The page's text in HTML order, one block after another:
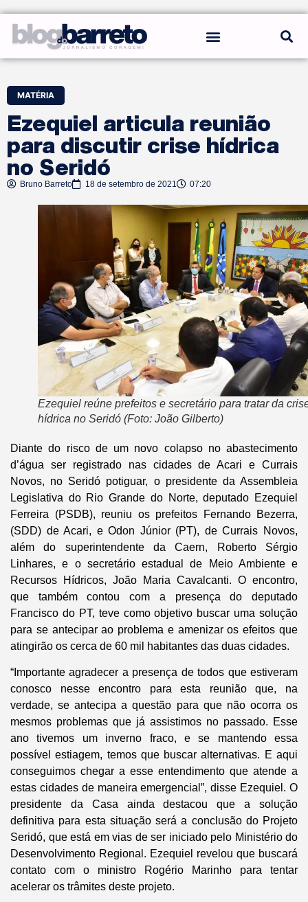
MATÉRIA
Ezequiel articula reunião
para discutir crise hídrica
no Seridó
Bruno Barreto 18 de setembro de 2021 07:20
Ezequiel reúne prefeitos e secretário para tratar da
hídrica no Seridó (Foto: João Gilberto)
Diante do risco de um novo colapso no abastecimento
d’água ser registrado nas cidades de Acari e Currais
Novos, no Seridó potiguar, o presidente da Assembleia
Legislativa do Rio Grande do Norte, deputado Ezequiel
Ferreira (PSDB), reuniu os prefeitos Fernando Bezerra,
(SDD) de Acari, e Odon Júnior (PT), de Currais Novos,
além do superintendente da Caern, Roberto Sérgio
Linhares, e o secretário estadual de Meio Ambiente e
Recursos Hídricos, João Maria Cavalcanti. O encontro,
que também contou com a presença do deputado
Francisco do PT, teve como objetivo buscar uma solução
para se antecipar ao problema e amenizar os efeitos que
atingirão os cerca de 60 mil habitantes das duas cidades.
“Importante agradecer a presença de todos que estiveram
conosco nesse encontro para esta reunião que, na
verdade, se antecipa a questão para que não ocorra os
mesmos problemas que já assistimos no passado. Esse
ano tivemos um inverno fraco, e se mantendo essa
possível estiagem, temos que buscar alternativas. E aqui
conseguimos chegar a esse entendimento que atende a
estas cidades de maneira emergencial”, disse Ezequiel. O
presidente da Casa ainda destacou que a solução
definitiva para esta situação será a conclusão do Projeto
Seridó, que está em vias de ser iniciado pelo Ministério do
Desenvolvimento Regional. Ezequiel revelou que buscará
contato com o ministro Rogério Marinho para tentar
acelerar os trâmites deste projeto.